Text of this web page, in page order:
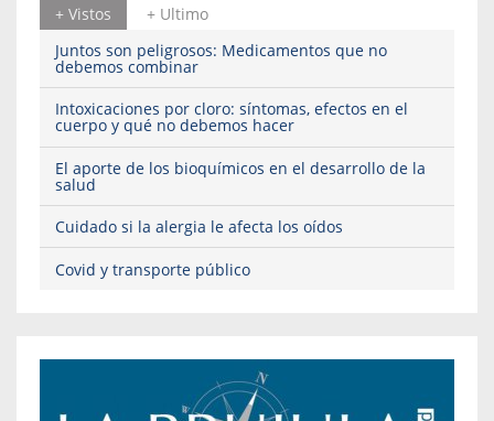
+ Vistos
+ Ultimo
Juntos son peligrosos: Medicamentos que no
debemos combinar
Intoxicaciones por cloro: síntomas, efectos en el
cuerpo y qué no debemos hacer
El aporte de los bioquímicos en el desarrollo de la
salud
Cuidado si la alergia le afecta los oídos
Covid y transporte público